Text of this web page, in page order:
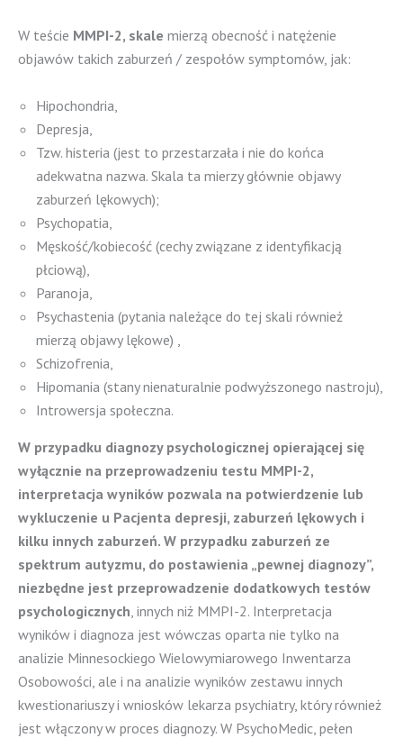
W teście MMPI-2, skale mierzą obecność i natężenie
objawów takich zaburzeń / zespołów symptomów, jak:
Hipochondria,
Depresja,
Tzw. histeria (jest to przestarzała i nie do końca
adekwatna nazwa. Skala ta mierzy głównie objawy
zaburzeń lękowych);
Psychopatia,
Męskość/kobiecość (cechy związane z identyfikacją
płciową),
Paranoja,
Psychastenia (pytania należące do tej skali również
mierzą objawy lękowe) ,
Schizofrenia,
Hipomania (stany nienaturalnie podwyższonego nastroju),
Introwersja społeczna.
W przypadku diagnozy psychologicznej opierającej się
wyłącznie na przeprowadzeniu testu MMPI-2,
interpretacja wyników pozwala na potwierdzenie lub
wykluczenie u Pacjenta depresji, zaburzeń lękowych i
kilku innych zaburzeń. W przypadku zaburzeń ze
spektrum autyzmu, do postawienia „pewnej diagnozy”,
niezbędne jest przeprowadzenie dodatkowych testów
psychologicznych , innych niż MMPI-2. Interpretacja
wyników i diagnoza jest wówczas oparta nie tylko na
analizie Minnesockiego Wielowymiarowego Inwentarza
Osobowości, ale i na analizie wyników zestawu innych
kwestionariuszy i wniosków lekarza psychiatry, który również
jest włączony w proces diagnozy. W PsychoMedic, pełen